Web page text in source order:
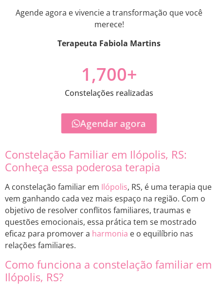
Agende agora e vivencie a transformação que você
merece!
Terapeuta Fabiola Martins
Constelações realizadas
1,700+
Agendar agora
Constelação Familiar em Ilópolis, RS:
Conheça essa poderosa terapia
A constelação familiar em Ilópolis, RS, é uma terapia que
vem ganhando cada vez mais espaço na região. Com o
objetivo de resolver conflitos familiares, traumas e
questões emocionais, essa prática tem se mostrado
eficaz para promover a harmonia e o equilíbrio nas
relações familiares.
Como funciona a constelação familiar em
Ilópolis, RS?